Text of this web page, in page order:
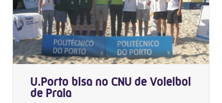
U.Porto bisa no CNU de Voleibol
de Praia